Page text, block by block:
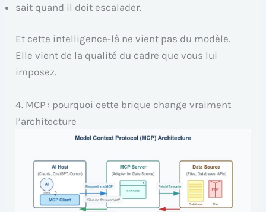
sait quand il doit escalader.
Et cette intelligence-là ne vient pas du modèle.
Elle vient de la qualité du cadre que vous lui
imposez.
4. MCP : pourquoi cette brique change vraiment
l’architecture